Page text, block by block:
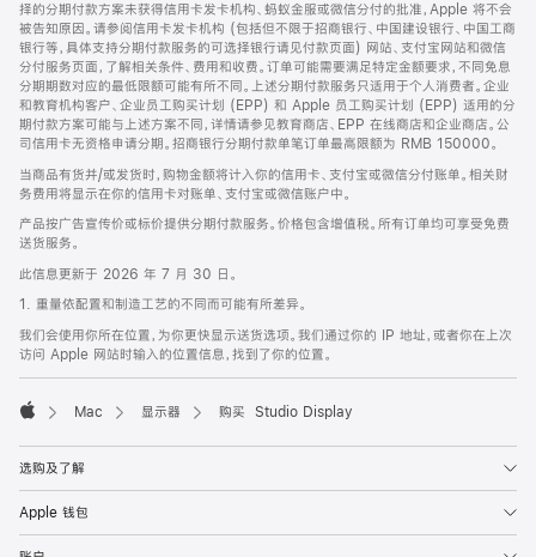
择的分期付款方案未获得信用卡发卡机构、蚂蚁金服或微信分付的批准，Apple 将不会
被告知原因。请参阅信用卡发卡机构 (包括但不限于招商银行、中国建设银行、中国工商
银行等，具体支持分期付款服务的可选择银行请见付款页面) 网站、支付宝网站和微信
分付服务页面，了解相关条件、费用和收费。订单可能需要满足特定金额要求，不同免息
分期期数对应的最低限额可能有所不同。上述分期付款服务只适用于个人消费者。企业
和教育机构客户、企业员工购买计划 (EPP) 和 Apple 员工购买计划 (EPP) 适用的分
期付款方案可能与上述方案不同，详情请参见教育商店、EPP 在线商店和企业商店。公
司信用卡无资格申请分期。招商银行分期付款单笔订单最高限额为 RMB 150000。
当商品有货并/或发货时，购物金额将计入你的信用卡、支付宝或微信分付账单。相关财
务费用将显示在你的信用卡对账单、支付宝或微信账户中。
产品按广告宣传价或标价提供分期付款服务。价格包含增值税。所有订单均可享受免费
送货服务。
此信息更新于 2026 年 7 月 30 日。
1. 重量依配置和制造工艺的不同而可能有所差异。
我们会使用你所在位置，为你更快显示送货选项。我们通过你的 IP 地址，或者你在上次
访问 Apple 网站时输入的位置信息，找到了你的位置。
Mac 显示器 购买 Studio Display
选购及了解
Apple 钱包